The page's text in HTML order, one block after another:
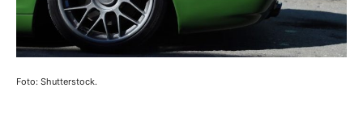
Foto: Shutterstock.